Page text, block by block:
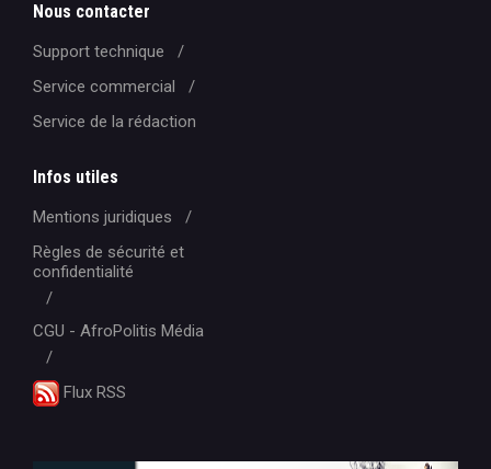
Nous contacter
Support technique
Service commercial
Service de la rédaction
Infos utiles
Mentions juridiques
Règles de sécurité et
confidentialité
CGU - AfroPolitis Média
Flux RSS